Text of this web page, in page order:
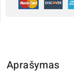
Aprašymas